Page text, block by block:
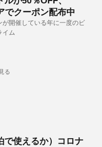
でクーポン配布中
が開催している年に一度のビ
イム
る
で使えるか）コロナ